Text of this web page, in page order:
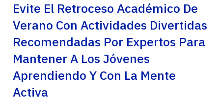
Evite El Retroceso Académico De
Verano Con Actividades Divertidas
Recomendadas Por Expertos Para
Mantener A Los Jóvenes
Aprendiendo Y Con La Mente
Activa